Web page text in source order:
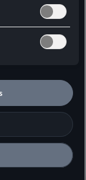
l/100 km